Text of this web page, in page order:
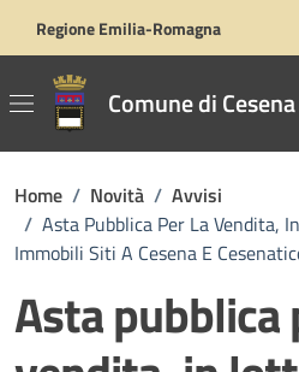
Regione Emilia-Romagna
Comune di Cesena
Home / Novità / Avvisi
/ Asta Pubblica Per La Vendita,
Immobili Siti A Cesena E
Asta pubblica